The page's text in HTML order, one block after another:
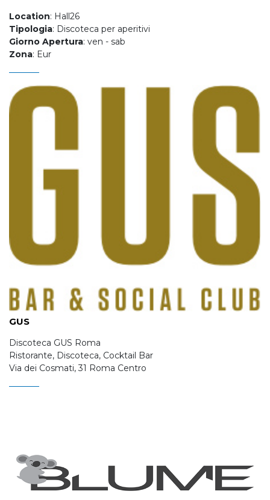
Location: Hall26
Tipologia: Discoteca per aperitivi
Giorno Apertura: ven - sab
Zona: Eur
GUS
Discoteca GUS Roma
Ristorante, Discoteca, Cocktail Bar
Via dei Cosmati, 31 Roma Centro